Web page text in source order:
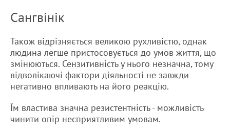
Сангвінік
Також відрізняється великою рухливістю, однак
людина легше пристосовується до умов життя, що
змінюються. Сензитивність у нього незначна, тому
відволікаючі фактори діяльності не завжди
негативно впливають на його реакцію.
Їм властива значна резистентність - можливість
чинити опір несприятливим умовам.